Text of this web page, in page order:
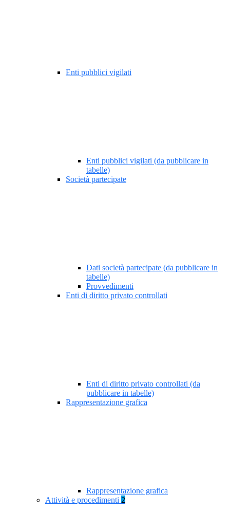
Enti pubblici vigilati
Enti pubblici vigilati (da pubblicare in
tabelle)
Società partecipate
Dati società partecipate (da pubblicare in
tabelle)
Provvedimenti
Enti di diritto privato controllati
Enti di diritto privato controllati (da
pubblicare in tabelle)
Rappresentazione grafica
Rappresentazione grafica
Attività e procedimenti 2